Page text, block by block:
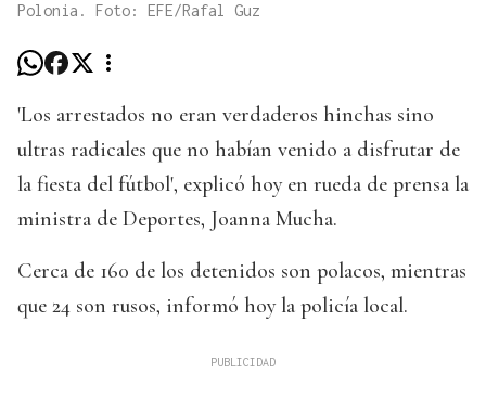
Polonia. Foto: EFE/Rafal Guz
'Los arrestados no eran verdaderos hinchas sino
ultras radicales que no habían venido a disfrutar de
la fiesta del fútbol', explicó hoy en rueda de prensa la
ministra de Deportes, Joanna Mucha.
Cerca de 160 de los detenidos son polacos, mientras
que 24 son rusos, informó hoy la policía local.